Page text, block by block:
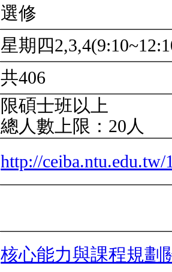
選修
星期四
共406
限碩士班以上
總人數上限：20人
http://
核心能力與課程規劃